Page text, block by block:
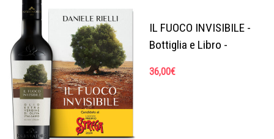
IL FUOCO INVISIBILE -
Bottiglia e Libro -
36,00€